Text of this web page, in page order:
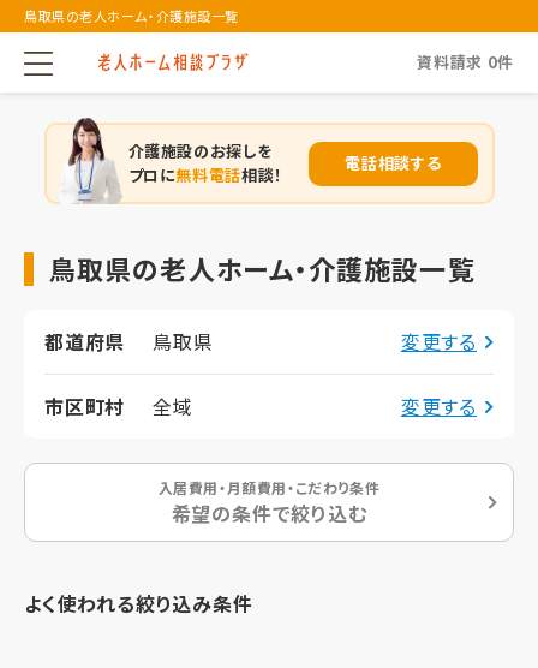
鳥取県の老人ホーム・介護施設一覧
資料請求 0件
介護施設のお探しを
プロに無料電話相談！
電話相談する
鳥取県の老人ホーム・介護施設一覧
都道府県 鳥取県 変更する
市区町村 全域 変更する
入居費用・月額費用・こだわり条件
希望の条件で絞り込む
よく使われる絞り込み条件